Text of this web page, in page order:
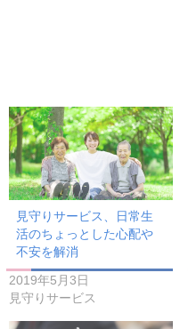
見守りサービス、日常生
活のちょっとした心配や
不安を解消
2019年5月3日
見守りサービス